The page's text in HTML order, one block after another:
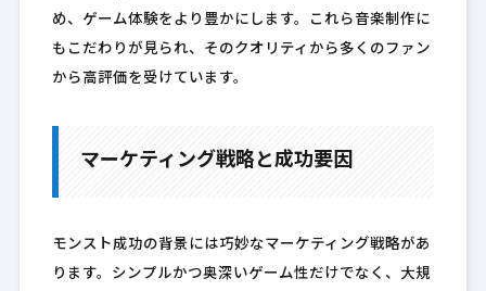
め、ゲーム体験をより豊かにします。これら音楽制作に
もこだわりが見られ、そのクオリティから多くのファン
から高評価を受けています。
マーケティング戦略と成功要因
モンスト成功の背景には巧妙なマーケティング戦略があ
ります。シンプルかつ奥深いゲーム性だけでなく、大規